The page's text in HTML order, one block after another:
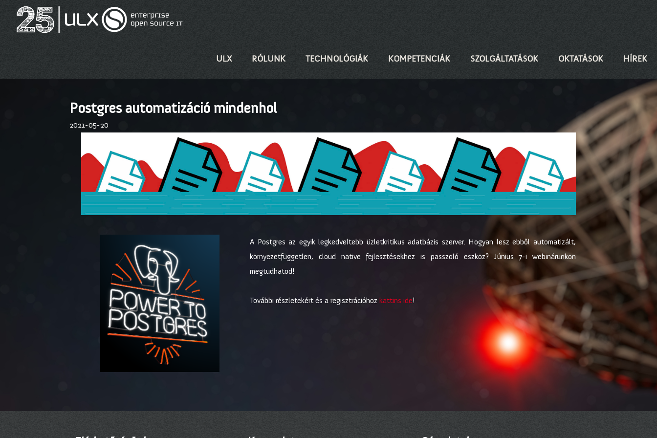
ULX RÓLUNK TECHNOLÓGIÁK KOMPETENCIÁK SZOLGÁLTATÁSOK OKTATÁSOK HÍREK
Postgres automatizáció mindenhol
2021-05-20
A Postgres az egyik legkedveltebb üzletkritikus adatbázis szerver. Hogyan lesz ebből automatizált,
környezetfüggetlen, cloud native fejlesztésekhez is passzoló eszköz? Június 7-i webinárunkon
megtudhatod!
További részletekért és a regisztrációhozkattins ide!